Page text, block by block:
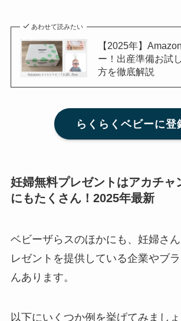
あわせて読みたい
【2025年】
ー！出産準備お試
方を徹底解説
らくらくベビーに登
妊婦無料プレゼントはアカチャ
にもたくさん！2025年最新
ベビーザらスのほかにも、妊婦さ
レゼントを提供している企業やブ
んあります。
以下にいくつか例を挙げてみましょ